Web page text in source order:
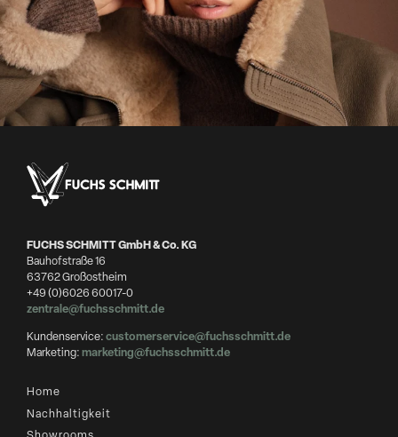
FUCHS SCHMITT GmbH & Co. KG
Bauhofstraße 16
63762 Großostheim
+49 (0)6026 60017-0
zentrale@fuchsschmitt.de
Kundenservice:customerservice@fuchsschmitt.de
Marketing:marketing@fuchsschmitt.de
Home
Nachhaltigkeit